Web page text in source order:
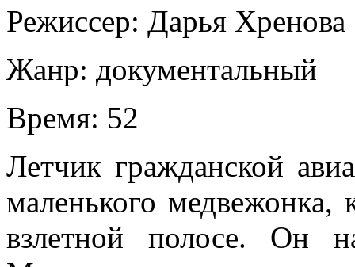
Режиссер: Дарья Хренова
Жанр: документальный
Время: 52
Летчик гражданской
маленького медвежонка,
взлетной полосе. Он